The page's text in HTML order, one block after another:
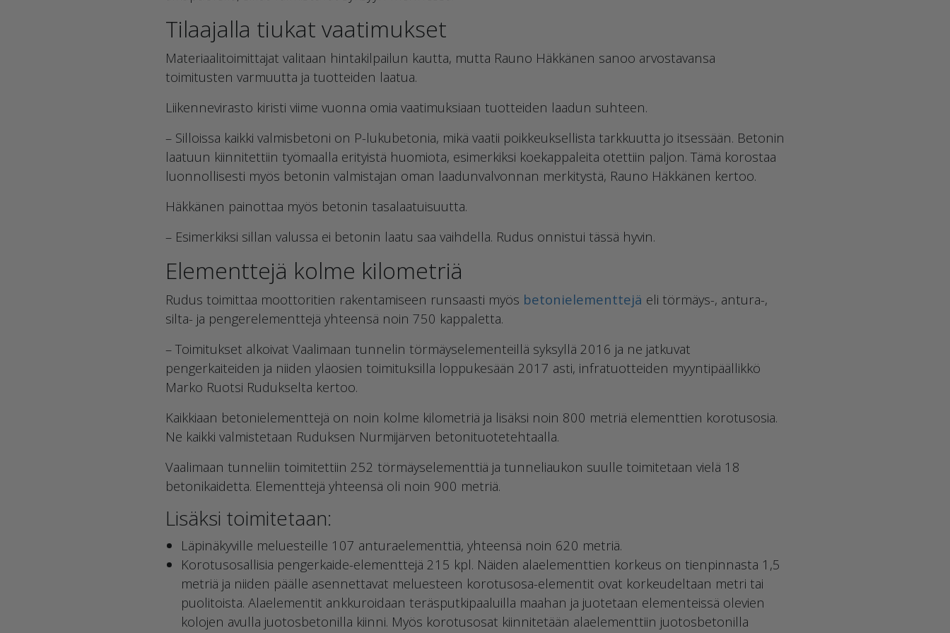
Tilaajalla tiukat vaatimukset
Materiaalitoimittajat valitaan hintakilpailun kautta, mutta Rauno Häkkänen sanoo arvostavansa
toimitusten varmuutta ja tuotteiden laatua.
Liikennevirasto kiristi viime vuonna omia vaatimuksiaan tuotteiden laadun suhteen.
– Silloissa kaikki valmisbetoni on P-lukubetonia, mikä vaatii poikkeuksellista tarkkuutta jo itsessään. Betonin
laatuun kiinnitettiin työmaalla erityistä huomiota, esimerkiksi koekappaleita otettiin paljon. Tämä korostaa
luonnollisesti myös betonin valmistajan oman laadunvalvonnan merkitystä, Rauno Häkkänen kertoo.
Häkkänen painottaa myös betonin tasalaatuisuutta.
– Esimerkiksi sillan valussa ei betonin laatu saa vaihdella. Rudus onnistui tässä hyvin.
Elementtejä kolme kilometriä
Rudus toimittaa moottoritien rakentamiseen runsaasti myös betonielementtejä eli törmäys-, antura-,
silta- ja pengerelementtejä yhteensä noin 750 kappaletta.
– Toimitukset alkoivat Vaalimaan tunnelin törmäyselementeillä syksyllä 2016 ja ne jatkuvat
pengerkaiteiden ja niiden yläosien toimituksilla loppukesään 2017 asti, infratuotteiden myyntipäällikkö
Marko Ruotsi Rudukselta kertoo.
Kaikkiaan betonielementtejä on noin kolme kilometriä ja lisäksi noin 800 metriä elementtien korotusosia.
Ne kaikki valmistetaan Ruduksen Nurmijärven betonituotetehtaalla.
Vaalimaan tunneliin toimitettiin 252 törmäyselementtiä ja tunneliaukon suulle toimitetaan vielä 18
betonikaidetta. Elementtejä yhteensä oli noin 900 metriä.
Lisäksi toimitetaan:
Läpinäkyville meluesteille 107 anturaelementtiä, yhteensä noin 620 metriä.
Korotusosallisia pengerkaide-elementtejä 215 kpl. Näiden alaelementtien korkeus on tienpinnasta 1,5
metriä ja niiden päälle asennettavat meluesteen korotusosa-elementit ovat korkeudeltaan metri tai
puolitoista. Alaelementit ankkuroidaan teräsputkipaaluilla maahan ja juotetaan elementeissä olevien
kolojen avulla juotosbetonilla kiinni. Myös korotusosat kiinnitetään alaelementtiin juotosbetonilla